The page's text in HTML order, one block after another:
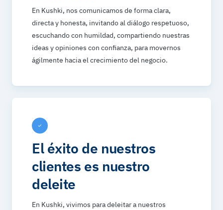
En Kushki, nos comunicamos de forma clara,
directa y honesta, invitando al diálogo respetuoso,
escuchando con humildad, compartiendo nuestras
ideas y opiniones con confianza, para movernos
ágilmente hacia el crecimiento del negocio.
El éxito de nuestros
clientes es nuestro
deleite
En Kushki, vivimos para deleitar a nuestros